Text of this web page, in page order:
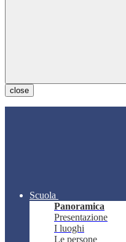
close
Scuola
Panoramica
Presentazione
I luoghi
Le persone